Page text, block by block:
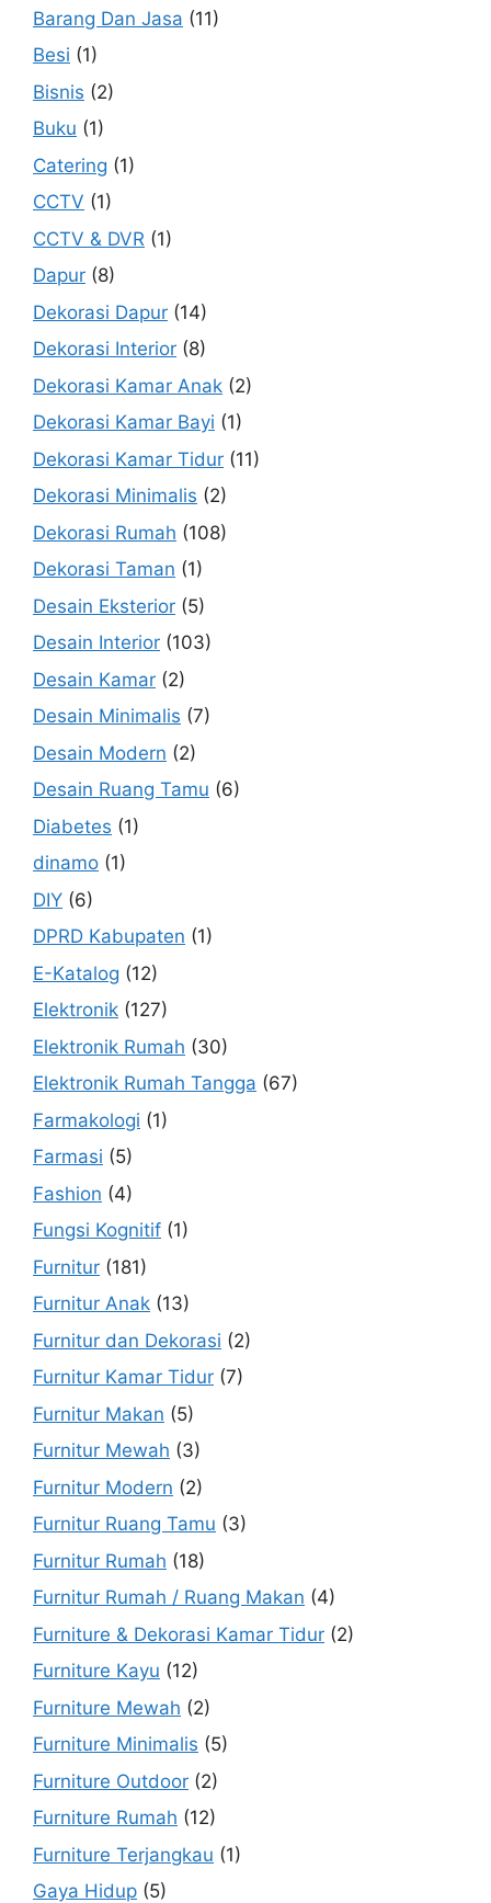
Barang Dan Jasa (11)
Besi (1)
Bisnis (2)
Buku (1)
Catering (1)
CCTV (1)
CCTV & DVR (1)
Dapur (8)
Dekorasi Dapur (14)
Dekorasi Interior (8)
Dekorasi Kamar Anak (2)
Dekorasi Kamar Bayi (1)
Dekorasi Kamar Tidur (11)
Dekorasi Minimalis (2)
Dekorasi Rumah (108)
Dekorasi Taman (1)
Desain Eksterior (5)
Desain Interior (103)
Desain Kamar (2)
Desain Minimalis (7)
Desain Modern (2)
Desain Ruang Tamu (6)
Diabetes (1)
dinamo (1)
DIY (6)
DPRD Kabupaten (1)
E-Katalog (12)
Elektronik (127)
Elektronik Rumah (30)
Elektronik Rumah Tangga (67)
Farmakologi (1)
Farmasi (5)
Fashion (4)
Fungsi Kognitif (1)
Furnitur (181)
Furnitur Anak (13)
Furnitur dan Dekorasi (2)
Furnitur Kamar Tidur (7)
Furnitur Makan (5)
Furnitur Mewah (3)
Furnitur Modern (2)
Furnitur Ruang Tamu (3)
Furnitur Rumah (18)
Furnitur Rumah / Ruang Makan (4)
Furniture & Dekorasi Kamar Tidur (2)
Furniture Kayu (12)
Furniture Mewah (2)
Furniture Minimalis (5)
Furniture Outdoor (2)
Furniture Rumah (12)
Furniture Terjangkau (1)
Gaya Hidup (5)